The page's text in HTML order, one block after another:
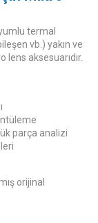
termal
vb.) yakın ve
aksesuarıdır.
parça analizi
orijinal